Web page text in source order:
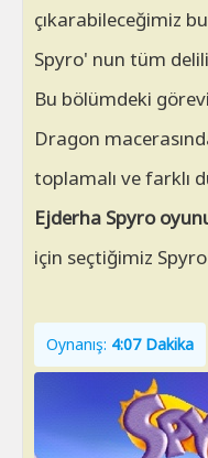
çıkarabileceğimiz
Spyro' nun tüm
Bu bölümdeki
Dragon
toplamalı ve farklı
Ejderha Spyro
için seçtiğimiz
Oynanış: 4:07 Dakika